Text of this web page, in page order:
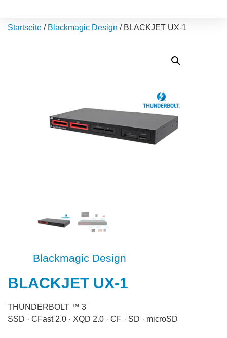
Startseite / Blackmagic Design / BLACKJET UX-1
Blackmagic Design
BLACKJET UX-1
THUNDERBOLT ™ 3
SSD · CFast 2.0 · XQD 2.0 · CF · SD · microSD